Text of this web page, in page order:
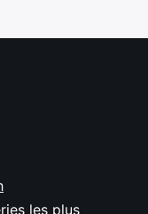
les plus